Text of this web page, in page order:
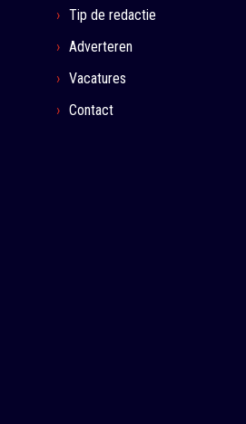
Tip de redactie
Adverteren
Vacatures
Contact